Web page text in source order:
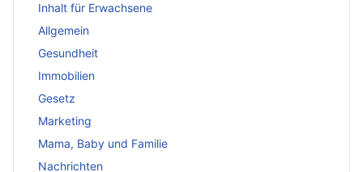
Inhalt für Erwachsene
Allgemein
Gesundheit
Immobilien
Gesetz
Marketing
Mama, Baby und Familie
Nachrichten